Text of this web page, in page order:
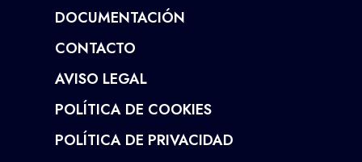
DOCUMENTACIÓN
CONTACTO
AVISO LEGAL
POLÍTICA DE COOKIES
POLÍTICA DE PRIVACIDAD